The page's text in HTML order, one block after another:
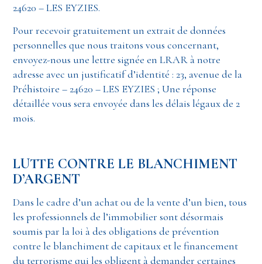
24620 – LES EYZIES.
Pour recevoir gratuitement un extrait de données
personnelles que nous traitons vous concernant,
envoyez-nous une lettre signée en LRAR à notre
adresse avec un justificatif d’identité : 23, avenue de la
Préhistoire – 24620 – LES EYZIES ; Une réponse
détaillée vous sera envoyée dans les délais légaux de 2
mois.
LUTTE CONTRE LE BLANCHIMENT
D’ARGENT
Dans le cadre d’un achat ou de la vente d’un bien, tous
les professionnels de l’immobilier sont désormais
soumis par la loi à des obligations de prévention
contre le blanchiment de capitaux et le financement
du terrorisme qui les obligent à demander certaines